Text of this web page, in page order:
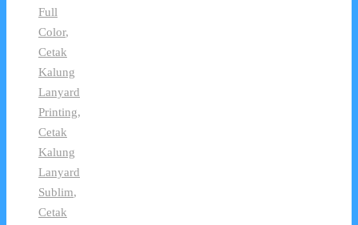
Full
Color,
Cetak
Kalung
Lanyard
Printing,
Cetak
Kalung
Lanyard
Sublim,
Cetak